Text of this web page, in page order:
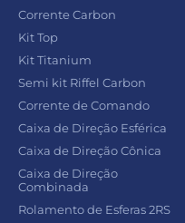
Corrente Carbon
Kit Top
Kit Titanium
Semi kit Riffel Carbon
Corrente de Comando
Caixa de Direção Esférica
Caixa de Direção Cônica
Caixa de Direção
Combinada
Rolamento de Esferas 2RS